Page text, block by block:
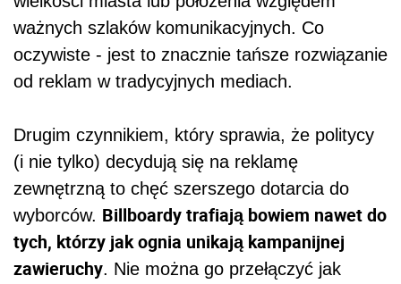
ważnych szlaków komunikacyjnych. Co
oczywiste - jest to znacznie tańsze rozwiązanie
od reklam w tradycyjnych mediach.
Drugim czynnikiem, który sprawia, że politycy
(i nie tylko) decydują się na reklamę
zewnętrzną to chęć szerszego dotarcia do
wyborców. Billboardy trafiają bowiem nawet do
tych, którzy jak ognia unikają kampanijnej
zawieruchy. Nie można go przełączyć jak